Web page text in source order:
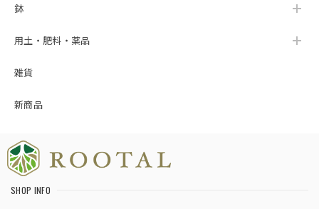
鉢
用土・肥料・薬品
雑貨
新商品
SHOP INFO